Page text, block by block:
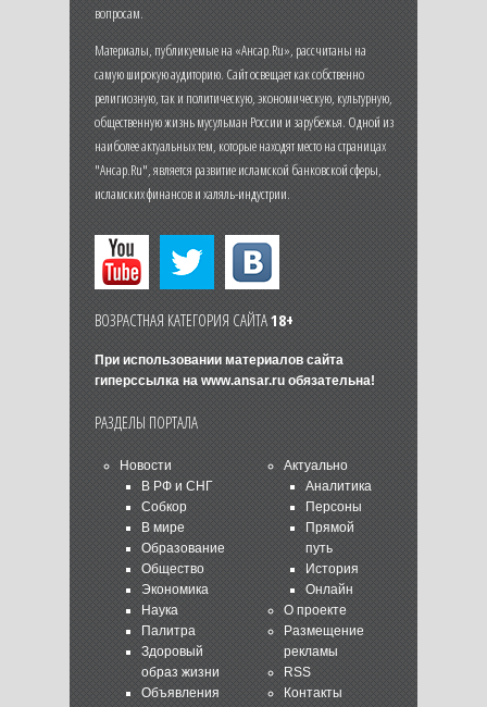
вопросам.
Материалы, публикуемые на «Ансар.Ru», рассчитаны на
самую широкую аудиторию. Сайт освещает как собственно
религиозную, так и политическую, экономическую, культурную,
общественную жизнь мусульман России и зарубежья. Одной из
наиболее актуальных тем, которые находят место на страницах
"Ансар.Ru", является развитие исламской банковской сферы,
исламских финансов и халяль-индустрии.
ВОЗРАСТНАЯ КАТЕГОРИЯ САЙТА18+
При использовании материалов сайта
гиперссылка на www.ansar.ruобязательна!
РАЗДЕЛЫ ПОРТАЛА
Новости
В РФ и СНГ
Собкор
В мире
Образование
Общество
Экономика
Наука
Палитра
Здоровый
образ жизни
Объявления
Актуально
Аналитика
Персоны
Прямой
путь
История
Онлайн
О проекте
Размещение
рекламы
RSS
Контакты